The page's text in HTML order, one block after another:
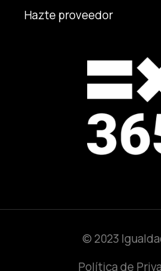
Hazte proveedor
© 2023
Política de